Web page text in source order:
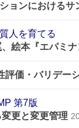
ョンにおける
人を育てる
絵本『エパミ
評価・バリデー
第7版
更と変更管理